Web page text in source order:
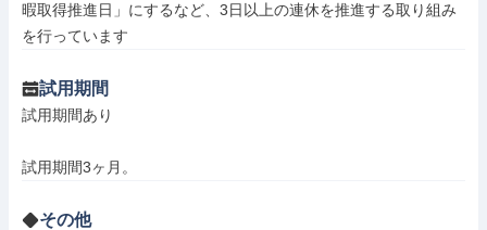
暇取得推進日」にするなど、3日以上の連休を推進する取り組み
を行っています
試用期間
試用期間あり
試用期間3ヶ月。
その他